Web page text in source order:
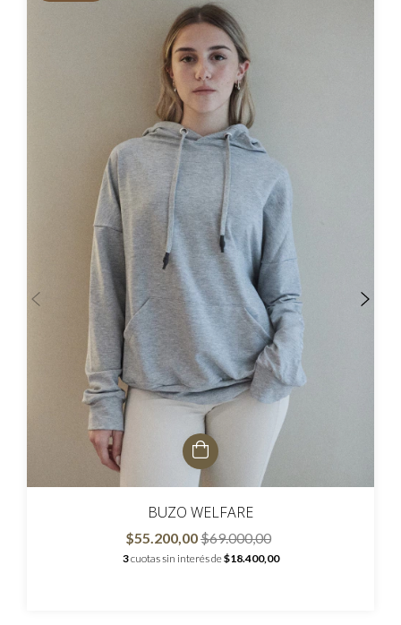
BUZO WELFARE
$55.200,00$69.000,00
3cuotas sin interés de$18.400,00